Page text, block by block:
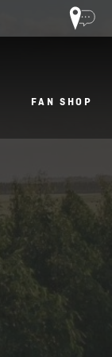
FAN SHOP